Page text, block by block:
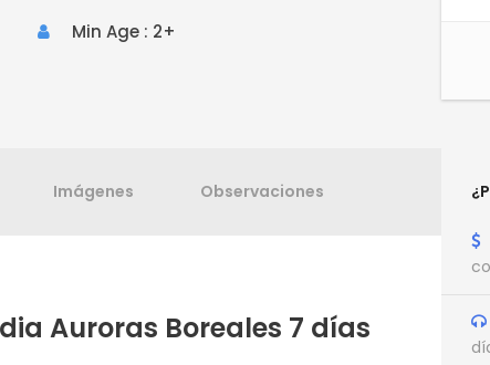
Min Age : 2+
Imágenes Observaciones
Auroras Boreales 7 días